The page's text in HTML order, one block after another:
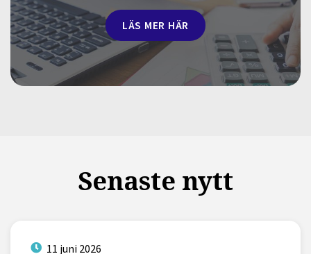
LÄS MER HÄR
Senaste nytt
11 juni 2026